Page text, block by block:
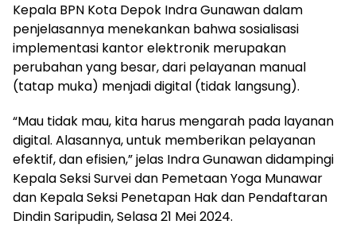
Kepala BPN Kota Depok Indra Gunawan dalam
penjelasannya menekankan bahwa sosialisasi
implementasi kantor elektronik merupakan
perubahan yang besar, dari pelayanan manual
(tatap muka) menjadi digital (tidak langsung).
“Mau tidak mau, kita harus mengarah pada layanan
digital. Alasannya, untuk memberikan pelayanan
efektif, dan efisien,” jelas Indra Gunawan didampingi
Kepala Seksi Survei dan Pemetaan Yoga Munawar
dan Kepala Seksi Penetapan Hak dan Pendaftaran
Dindin Saripudin, Selasa 21 Mei 2024.